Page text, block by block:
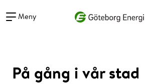
Meny
På gång i vår stad